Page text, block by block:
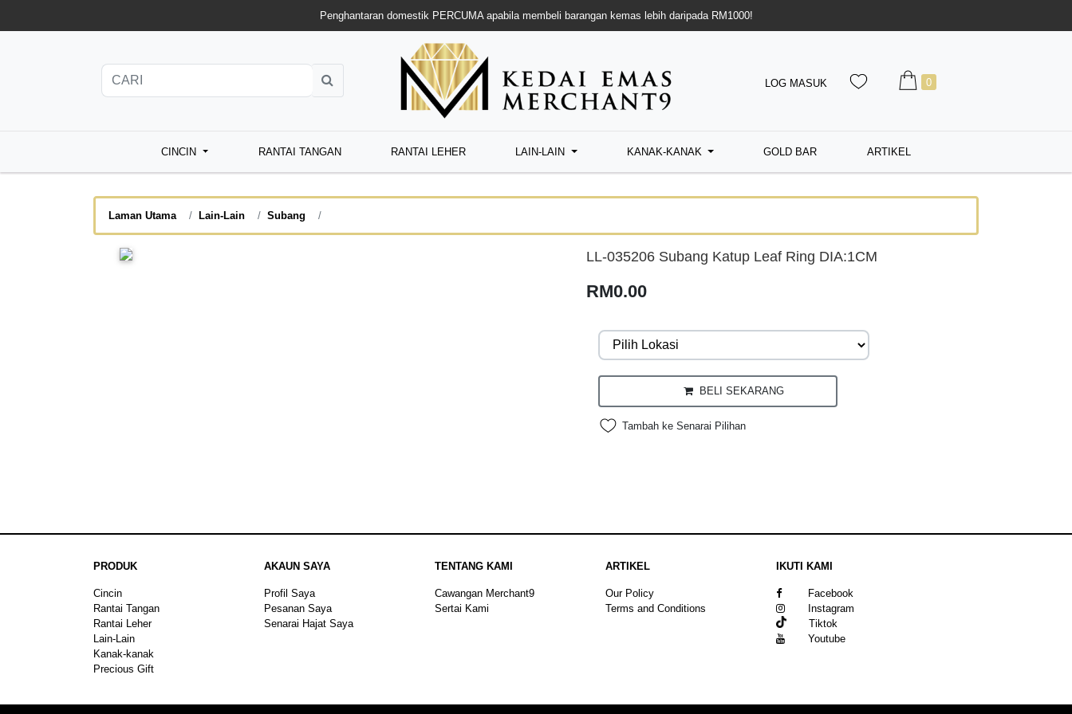
Penghantaran domestik PERCUMA apabila membeli barangan kemas lebih daripada RM1000!
LOG MASUK 0
CINCIN RANTAI TANGAN RANTAI LEHER LAIN-LAIN KANAK-KANAK GOLD BAR ARTIKEL
Laman Utama Lain-Lain Subang
LL-035206 Subang Katup Leaf Ring DIA:1CM
RM0.00
BELI SEKARANG
Tambah ke Senarai Pilihan
PRODUK
Cincin
Rantai Tangan
Rantai Leher
Lain-Lain
Kanak-kanak
Precious Gift
AKAUN SAYA
Profil Saya
Pesanan Saya
Senarai Hajat Saya
TENTANG KAMI
Cawangan Merchant9
Sertai Kami
ARTIKEL
Our Policy
Terms and Conditions
IKUTI KAMI
Facebook
Instagram
Tiktok
Youtube